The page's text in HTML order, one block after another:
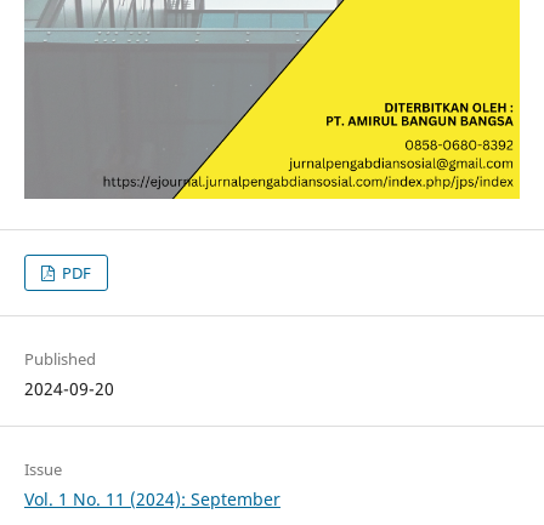
PDF
Published
2024-09-20
Issue
Vol. 1 No. 11 (2024): September